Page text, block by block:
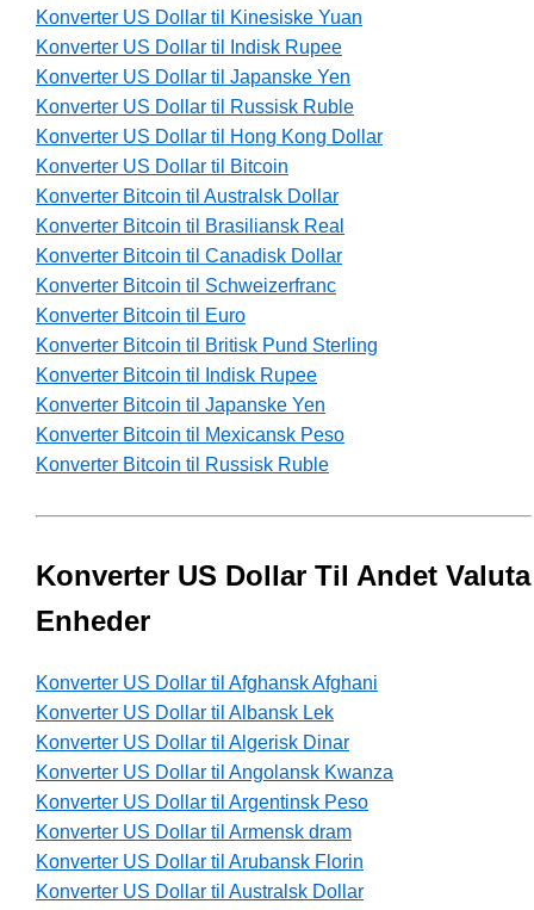
Konverter US Dollar til Kinesiske Yuan
Konverter US Dollar til Indisk Rupee
Konverter US Dollar til Japanske Yen
Konverter US Dollar til Russisk Ruble
Konverter US Dollar til Hong Kong Dollar
Konverter US Dollar til Bitcoin
Konverter Bitcoin til Australsk Dollar
Konverter Bitcoin til Brasiliansk Real
Konverter Bitcoin til Canadisk Dollar
Konverter Bitcoin til Schweizerfranc
Konverter Bitcoin til Euro
Konverter Bitcoin til Britisk Pund Sterling
Konverter Bitcoin til Indisk Rupee
Konverter Bitcoin til Japanske Yen
Konverter Bitcoin til Mexicansk Peso
Konverter Bitcoin til Russisk Ruble
Konverter US Dollar Til Andet Valuta
Enheder
Konverter US Dollar til Afghansk Afghani
Konverter US Dollar til Albansk Lek
Konverter US Dollar til Algerisk Dinar
Konverter US Dollar til Angolansk Kwanza
Konverter US Dollar til Argentinsk Peso
Konverter US Dollar til Armensk dram
Konverter US Dollar til Arubansk Florin
Konverter US Dollar til Australsk Dollar